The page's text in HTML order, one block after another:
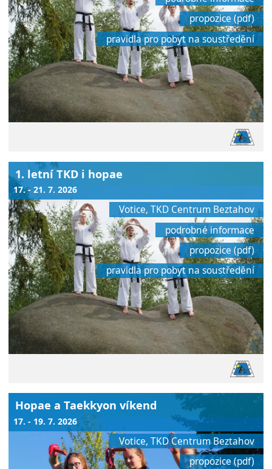
propozice (pdf)
pravidla pro pobyt na soustředění
1. letní TKD i hopae
17. - 21. 7. 2026
Votice, TKD Centrum Beztahov
podrobné informace
propozice (pdf)
pravidla pro pobyt na soustředění
Hopae a Taekkyon víkend
17. - 19. 7. 2026
Votice, TKD Centrum Beztahov
propozice (pdf)